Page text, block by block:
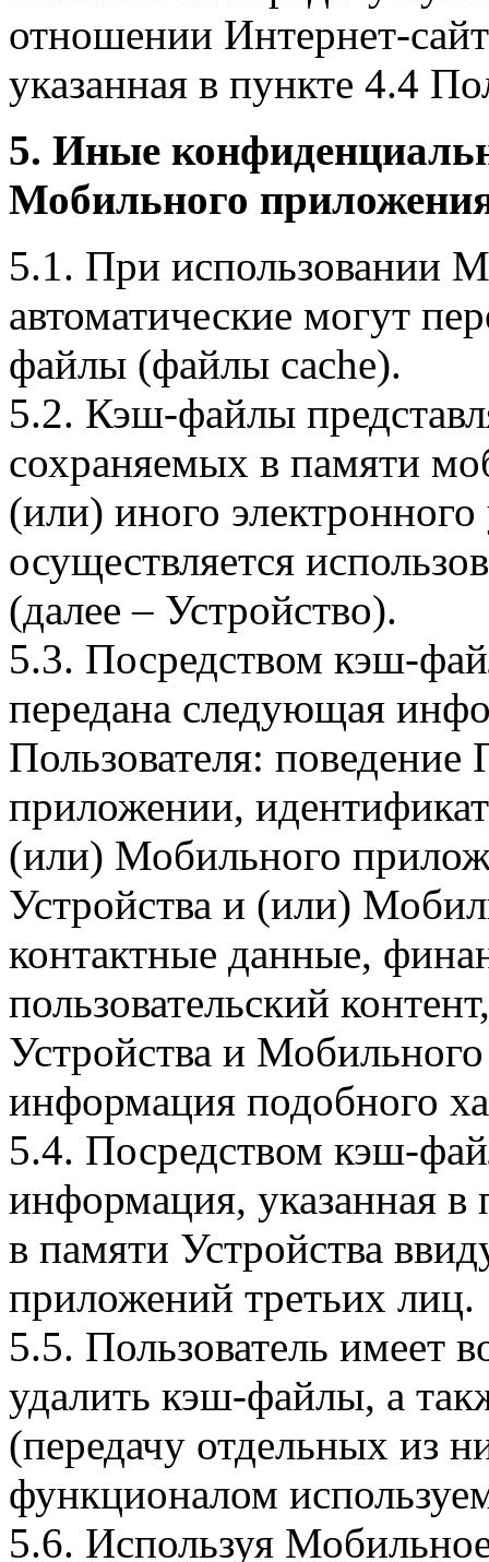
отношении Интернет-
указанная в пункте 4.4
5. Иные
Мобильного
5.1. При использовании
автоматические могут
файлы (файлы cache).
5.2. Кэш-файлы
сохраняемых в памяти
(или) иного электронного
осуществляется
(далее – Устройство).
5.3. Посредством кэш-
передана следующая
Пользователя:
приложении,
(или) Мобильного
Устройства и (или)
контактные данные,
пользовательский
Устройства и
информация подобного
5.4. Посредством кэш-
информация, указанная в
в памяти Устройства
приложений третьих лиц.
5.5. Пользователь имеет
удалить кэш-файлы, а
(передачу отдельных из
функционалом
5.6. Используя